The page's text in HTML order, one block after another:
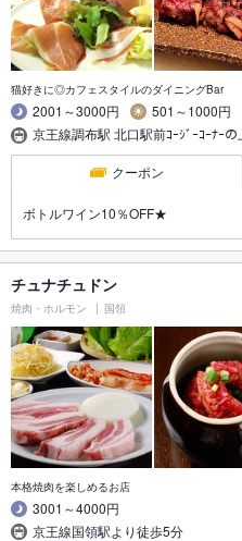
猫好きに◎カフェスタイルのダイニングBar
2001～3000円
501～1000円
京王線調布駅 北口駅前ｺｰｼﾞｰｺｰﾅｰ
クーポン
ボトルワイン10％OFF★
チュナチュドン
焼肉・ホルモン 国領
本格焼肉を楽しめるお店
3001～4000円
京王線国領駅より徒歩5分